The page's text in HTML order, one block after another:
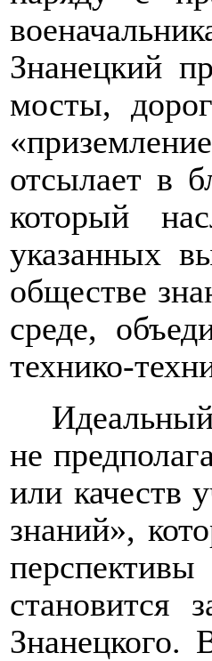
Знанецкий
мосты,
отсылает в
который
указанных
обществе
среде,
технико-
не
или качеств
знаний»,
становится
Знанецкого.